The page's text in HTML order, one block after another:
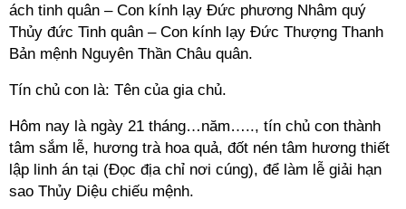
ách tinh quân – Con kính lạy Đức phương Nhâm quý
Thủy đức Tinh quân – Con kính lạy Đức Thượng Thanh
Bản mệnh Nguyên Thần Châu quân.
Tín chủ con là: Tên của gia chủ.
Hôm nay là ngày 21 tháng…năm….., tín chủ con thành
tâm sắm lễ, hương trà hoa quả, đốt nén tâm hương thiết
lập linh án tại (Đọc địa chỉ nơi cúng), để làm lễ giải hạn
sao Thủy Diệu chiếu mệnh.